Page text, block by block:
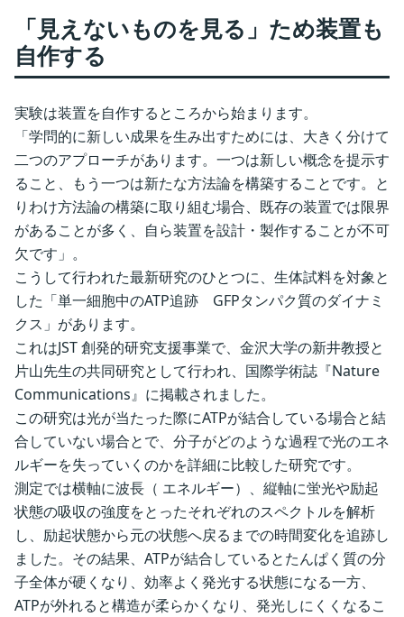
「見えないものを見る」ため装置も
自作する
実験は装置を自作するところから始まります。
「学問的に新しい成果を生み出すためには、大きく分けて
二つのアプローチがあります。一つは新しい概念を提示す
ること、もう一つは新たな方法論を構築することです。と
りわけ方法論の構築に取り組む場合、既存の装置では限界
があることが多く、自ら装置を設計・製作することが不可
欠です」。
こうして行われた最新研究のひとつに、生体試料を対象と
した「単一細胞中のATP追跡 GFPタンパク質のダイナミ
クス」があります。
これはJST 創発的研究支援事業で、金沢大学の新井教授と
片山先生の共同研究として行われ、国際学術誌『Nature
Communications』に掲載されました。
この研究は光が当たった際にATPが結合している場合と結
合していない場合とで、分子がどのような過程で光のエネ
ルギーを失っていくのかを詳細に比較した研究です。
測定では横軸に波長（ エネルギー）、縦軸に蛍光や励起
状態の吸収の強度をとったそれぞれのスペクトルを解析
し、励起状態から元の状態へ戻るまでの時間変化を追跡し
ました。その結果、ATPが結合しているとたんぱく質の分
子全体が硬くなり、効率よく発光する状態になる一方、
ATPが外れると構造が柔らかくなり、発光しにくくなるこ